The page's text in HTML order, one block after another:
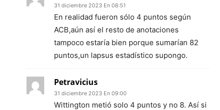
31 diciembre 2023 En 08:51
En realidad fueron sólo 4 puntos según
ACB,aún así el resto de anotaciones
tampoco estaría bien porque sumarían 82
puntos,un lapsus estadístico supongo.
Petravicius
31 diciembre 2023 En 09:00
Wittington metió solo 4 puntos y no 8. Así si